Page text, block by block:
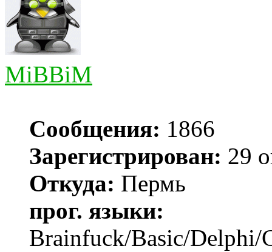
MiBBiM
Сообщения: 1866
Зарегистрирован: 29
Откуда: Пермь
прог. языки:
Brainfuck/Basic/Delphi/